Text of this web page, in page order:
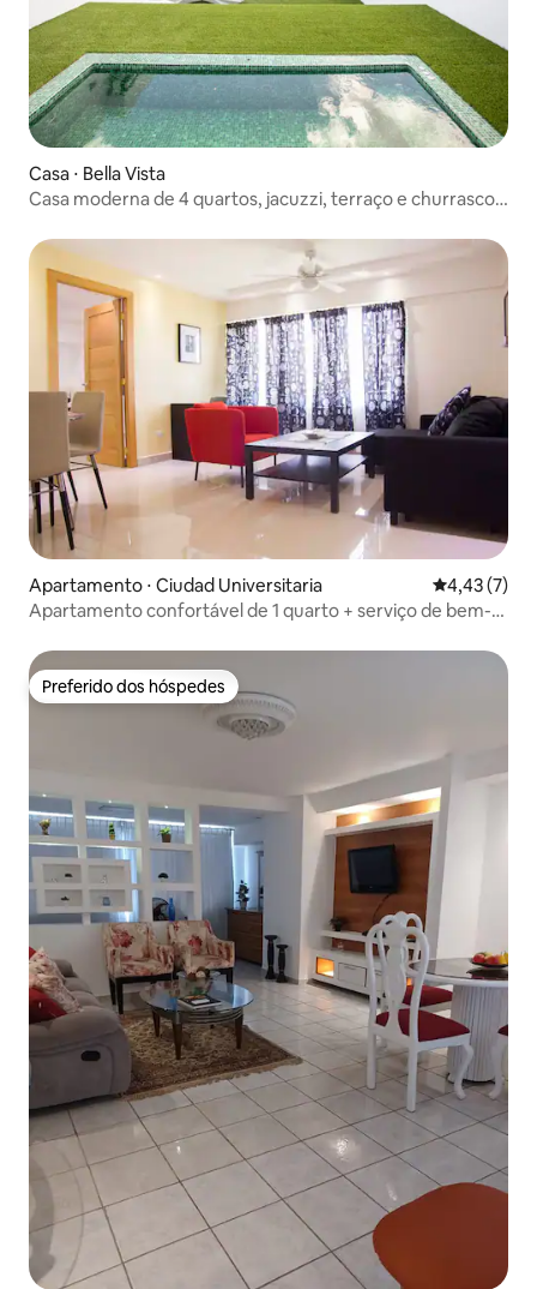
Casa ⋅ Bella Vista
Casa moderna de 4 quartos, jacuzzi, terraço e churrasco
Apartamento ⋅ Ciudad Universitaria 4,43 de
4,43 (7)
Apartamento confortável de 1 quarto + serviço de bem-
Preferido dos hóspedes
Preferido dos hóspedes